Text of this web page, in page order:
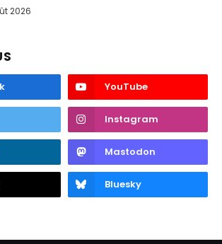
2026
YouTube
Instagram
Mastodon
Bluesky